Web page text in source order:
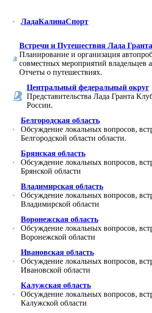
ЛадаКалинаСпорт
Встречи и Путешествия Лада
Планирование и организация
совместных мероприятий владельцев
Отчеты о путешествиях.
Центральный федеральный округ
Представительства Лада Гранта
России.
Белгородская область
Обсуждение локальных вопросов,
Белгородской области области.
Брянская область
Обсуждение локальных вопросов,
Брянской области
Владимирская область
Обсуждение локальных вопросов,
Владимирской области
Воронежская область
Обсуждение локальных вопросов,
Воронежской области
Ивановская область
Обсуждение локальных вопросов,
Ивановской области
Калужская область
Обсуждение локальных вопросов,
Калужской области